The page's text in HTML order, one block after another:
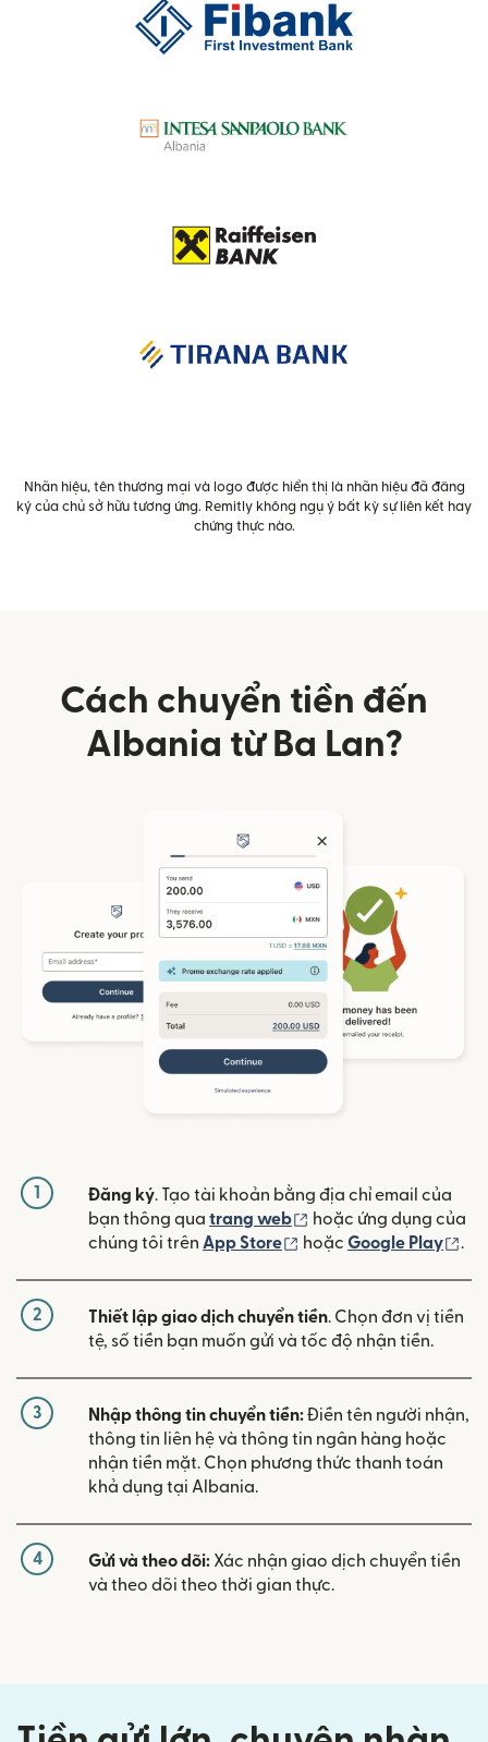
Nhãn hiệu, tên thương mại và logo được hiển thị là nhãn hiệu đã đăng
ký của chủ sở hữu tương ứng. Remitly không ngụ ý bất kỳ sự liên kết hay
chứng thực nào.
Cách chuyển tiền đến
Albania từ Ba Lan?
1 Đăng ký. Tạo tài khoản bằng địa chỉ email của
bạn thông qua trang web (mở trong cửa sổ mới)
hoặc ứng dụng của
chúng tôi trên App Store (mở trong cửa sổ mới)
hoặc Google Play .
2 Thiết lập giao dịch chuyển tiền. Chọn đơn vị tiền
tệ, số tiền bạn muốn gửi và tốc độ nhận tiền.
3 Nhập thông tin chuyển tiền:Điền tên người nhận,
thông tin liên hệ và thông tin ngân hàng hoặc
nhận tiền mặt. Chọn phương thức thanh toán
khả dụng tại Albania.
4 Gửi và theo dõi: Xác nhận giao dịch chuyển tiền
và theo dõi theo thời gian thực.